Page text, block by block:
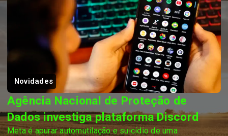
Novidades
Agência Nacional de Proteção de
Dados investiga plataforma Discord
Meta é apurar automutilação e suicídio de uma